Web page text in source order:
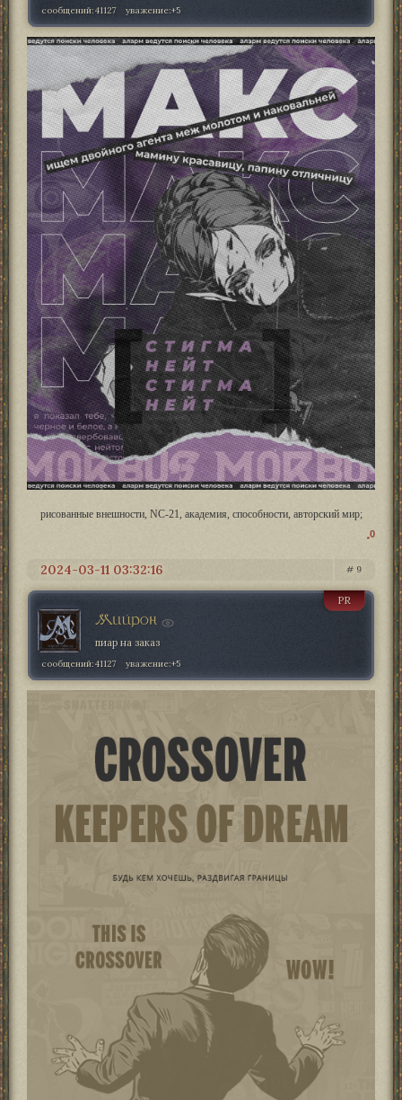
сообщений:41127 уважение:+5
рисованные внешности, NC-21, академия, способности, авторский мир;
0
9
2024-03-11 03:32:16
Мийрон
PR
пиар на заказ
сообщений:41127 уважение:+5